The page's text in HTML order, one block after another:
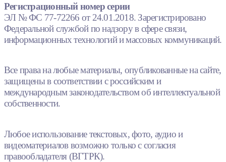
Регистрационный номер серии
ЭЛ № ФС 77-72266 от 24.01.2018. Зарегистрировано
Федеральной службой по надзору в сфере связи,
информационных технологий и массовых коммуникаций.
Все права на любые материалы, опубликованные на сайте,
защищены в соответствии с российским и
международным законодательством об интеллектуальной
собственности.
Любое использование текстовых, фото, аудио и
видеоматериалов возможно только с согласия
правообладателя (ВГТРК).